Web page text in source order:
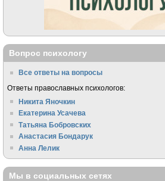
Вопрос психологу
Все ответы на вопросы
Ответы православных психологов:
Никита Яночкин
Екатерина Усачева
Татьяна Бобровских
Анастасия Бондарук
Анна Лелик
Мы в социальных сетях